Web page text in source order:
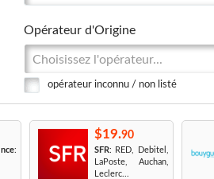
Opérateur d'Origine
Choisissez l'opérateur...
opérateur inconnu / non listé
:
$19.90
SFR: RED, Debitel,
LaPoste, Auchan,
Leclerc...